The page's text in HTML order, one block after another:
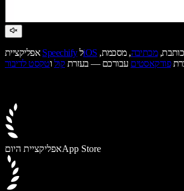
אפליקציית Speechify לiOS מכתיבה, מסכמת,
פודקאסטים עבורכם — בעזרת קול וטקסט לדיבור
אפליקציית היוםApp Store